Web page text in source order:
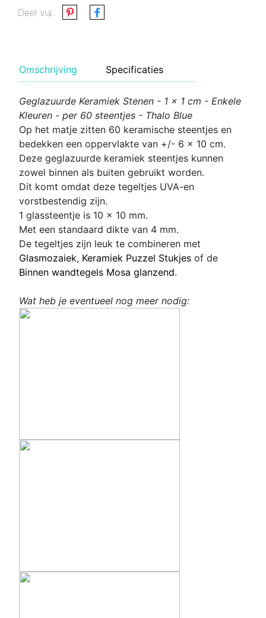
Deel via:
Omschrijving Specificaties
Geglazuurde Keramiek Stenen - 1 x 1 cm - Enkele
Kleuren - per 60 steentjes - Thalo Blue
Op het matje zitten 60 keramische steentjes en
bedekken een oppervlakte van +/- 6 x 10 cm.
Deze geglazuurde keramiek steentjes kunnen
zowel binnen als buiten gebruikt worden.
Dit komt omdat deze tegeltjes UVA-en
vorstbestendig zijn.
1 glassteentje is 10 x 10 mm.
Met een standaard dikte van 4 mm.
De tegeltjes zijn leuk te combineren met
Glasmozaiek, Keramiek Puzzel Stukjes of de
Binnen wandtegels Mosa glanzend.
Wat heb je eventueel nog meer nodig: